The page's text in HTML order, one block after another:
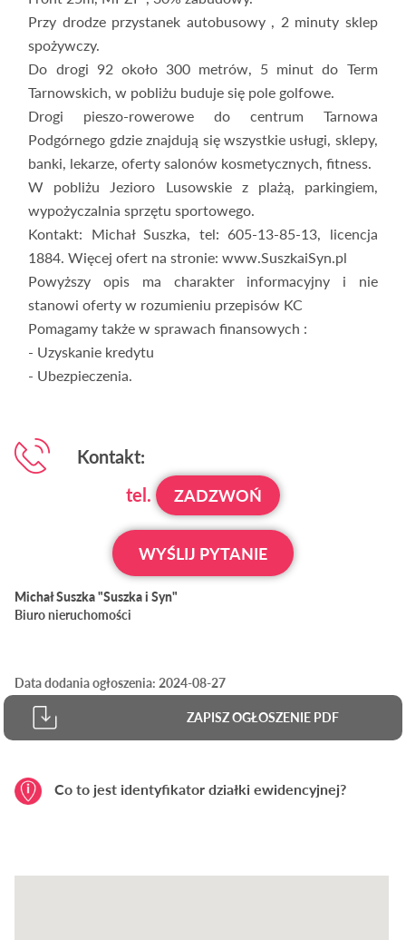
Co to jest identyfikator działki ewidencyjnej?
Przy drodze przystanek autobusowy , 2 minuty sklep
spożywczy.
Do drogi 92 około 300 metrów, 5 minut do Term
Tarnowskich, w pobliżu buduje się pole golfowe.
Drogi pieszo-rowerowe do centrum Tarnowa
Podgórnego gdzie znajdują się wszystkie usługi, sklepy,
banki, lekarze, oferty salonów kosmetycznych, fitness.
W pobliżu Jezioro Lusowskie z plażą, parkingiem,
wypożyczalnia sprzętu sportowego.
Kontakt: Michał Suszka, tel: 605-13-85-13, licencja
1884. Więcej ofert na stronie: www.SuszkaiSyn.pl
Powyższy opis ma charakter informacyjny i nie
stanowi oferty w rozumieniu przepisów KC
Pomagamy także w sprawach finansowych :
- Uzyskanie kredytu
- Ubezpieczenia.
Kontakt:
tel.
ZADZWOŃ
WYŚLIJ PYTANIE
Michał Suszka "Suszka i Syn"
Biuro nieruchomości
Data dodania ogłoszenia: 2024-08-27
ZAPISZ OGŁOSZENIE PDF